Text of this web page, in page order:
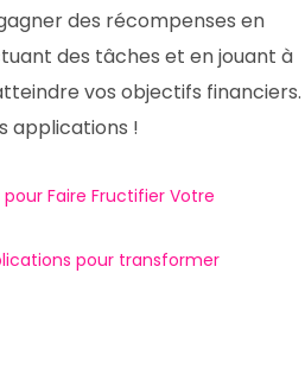
des récompenses en
des tâches et en jouant à
vos objectifs financiers.
applications !
Faire Fructifier Votre
pour transformer